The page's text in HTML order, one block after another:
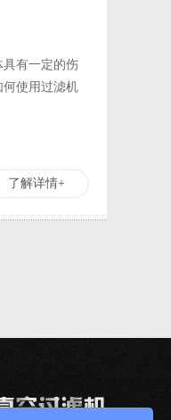
有一定的伤
使用过滤机
了解详情+